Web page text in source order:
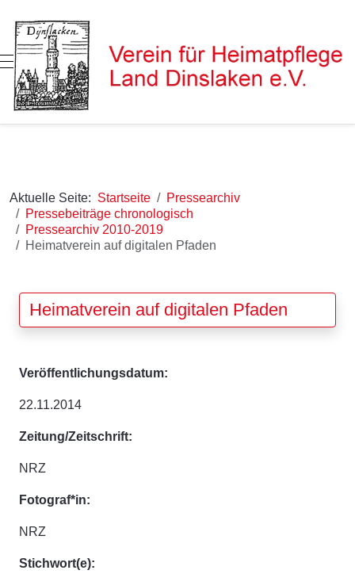
Mobile Menu Toggle
Aktuelle Seite: Startseite
Pressearchiv
Pressebeiträge chronologisch
Pressearchiv 2010-2019
Heimatverein auf digitalen Pfaden
Heimatverein auf digitalen Pfaden
Veröffentlichungsdatum:
22.11.2014
Zeitung/Zeitschrift:
NRZ
Fotograf*in:
NRZ
Stichwort(e):